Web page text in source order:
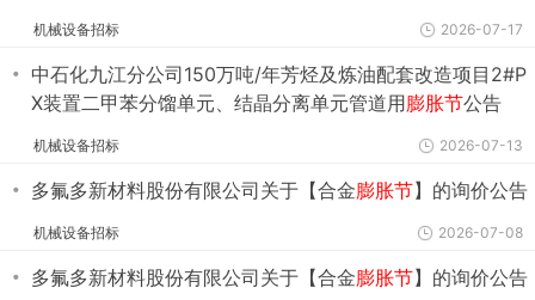
机械设备招标 2026-07-17
・ 中石化九江分公司150万吨/年芳烃及炼油配套改造项目2#P
X装置二甲苯分馏单元、结晶分离单元管道用膨胀节公告
机械设备招标 2026-07-13
・ 多氟多新材料股份有限公司关于【合金膨胀节】的询价公告
机械设备招标 2026-07-08
・ 多氟多新材料股份有限公司关于【合金膨胀节】的询价公告